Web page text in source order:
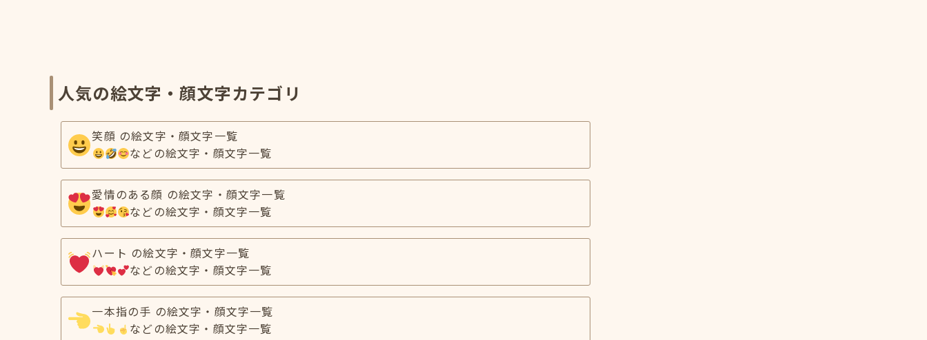
人気の絵文字・顔文字カテゴリ
笑顔 の絵文字・顔文字一覧
などの絵文字・顔文字一覧
愛情のある顔 の絵文字・顔文字一覧
などの絵文字・顔文字一覧
ハート の絵文字・顔文字一覧
などの絵文字・顔文字一覧
一本指の手 の絵文字・顔文字一覧
などの絵文字・顔文字一覧